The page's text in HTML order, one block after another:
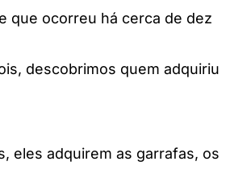
que ocorreu há cerca de dez
descobrimos quem adquiriu
eles adquirem as garrafas, os